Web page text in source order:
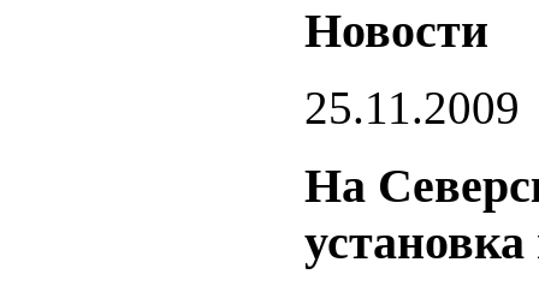
Новости
25.11.2009
На